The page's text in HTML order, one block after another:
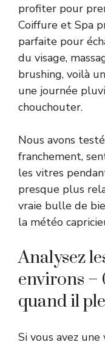
profiter pour
Coiffure et Spa
parfaite pour
du visage,
brushing, voilà
une journée
chouchouter.
Nous avons
franchement,
les vitres
presque plus
vraie bulle de
la météo
Analysez
environs –
quand il
Si vous avez